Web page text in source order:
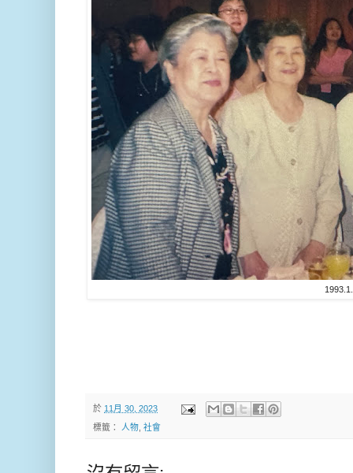
於 11月 30, 2023
標籤： 人物, 社會